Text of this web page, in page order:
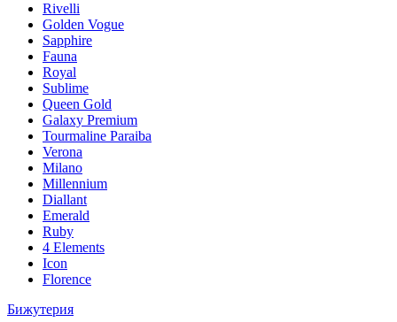
Rivelli
Golden Vogue
Sapphire
Fauna
Royal
Sublime
Queen Gold
Galaxy Premium
Tourmaline Paraiba
Verona
Milano
Millennium
Diallant
Emerald
Ruby
4 Elements
Icon
Florence
Бижутерия